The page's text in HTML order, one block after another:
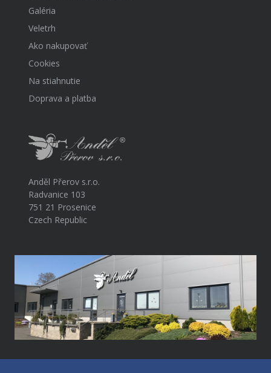
Galéria
Veletrh
Ako nakupovať
Cookies
Na stiahnutie
Doprava a platba
Anděl Přerov s.r.o.
Radvanice 103
751 21 Prosenice
Czech Republic